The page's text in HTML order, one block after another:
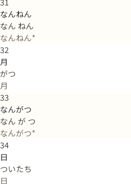
なんねん
なん ねん
なんねん*
32
月
がつ
月
33
なんがつ
なん が つ
なんがつ*
34
日
ついたち
日